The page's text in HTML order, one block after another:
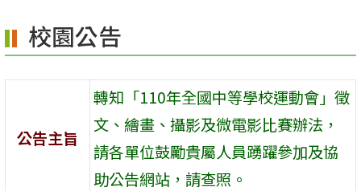
校園公告
公告主旨
轉知「110年全國中等學校運動會」徵
文、繪畫、攝影及微電影比賽辦法，
請各單位鼓勵貴屬人員踴躍參加及協
助公告網站，請查照。